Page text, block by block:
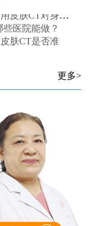
些医院能做？
肤CT是否准
更多>